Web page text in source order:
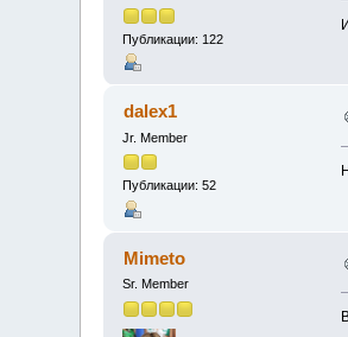
Публикации: 122
dalex1
Jr. Member
Публикации: 52
Mimeto
Sr. Member